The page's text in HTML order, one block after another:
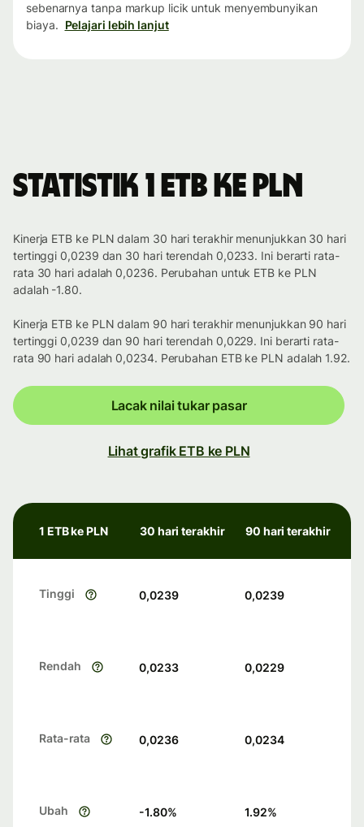
sebenarnya tanpa markup licik untuk menyembunyikan
biaya. Pelajari lebih lanjut
Statistik 1 ETB ke PLN
Kinerja ETB ke PLN dalam 30 hari terakhir menunjukkan 30 hari
tertinggi 0,0239 dan 30 hari terendah 0,0233. Ini berarti rata-
rata 30 hari adalah 0,0236. Perubahan untuk ETB ke PLN
adalah -1.80.
Kinerja ETB ke PLN dalam 90 hari terakhir menunjukkan 90 hari
tertinggi 0,0239 dan 90 hari terendah 0,0229. Ini berarti rata-
rata 90 hari adalah 0,0234. Perubahan ETB ke PLN adalah 1.92.
Lacak nilai tukar pasar
Lihat grafik ETB ke PLN
1 ETB ke PLN 30 hari terakhir 90 hari terakhir
Tinggi 0,0239 0,0239
Rendah 0,0233 0,0229
Rata-rata 0,0236 0,0234
Ubah -1.80% 1.92%